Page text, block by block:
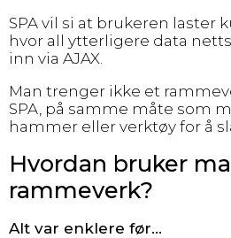
SPA vil si at brukeren laster
hvor all ytterligere data
inn via AJAX.
Man trenger ikke et
SPA, på samme måte som
hammer eller verktøy for å
Hvordan bruker
rammeverk?
Alt var enklere før…